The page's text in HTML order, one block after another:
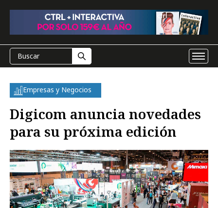
Empresas y Negocios
Digicom anuncia novedades
para su próxima edición